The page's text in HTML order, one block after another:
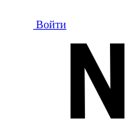
Войти